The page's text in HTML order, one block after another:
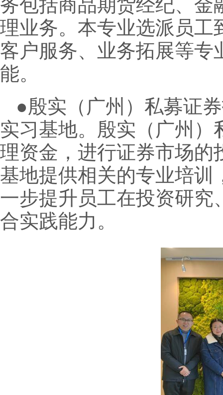
务包括商品期货经纪、金
理业务。本专业选派员工
客户服务、业务拓展等专
能。
●殷实（广州）私募证
实习基地。殷实（广州
理资金，进行证券市场的
基地提供相关的专业培训
一步提升员工在投资研究
合实践能力。